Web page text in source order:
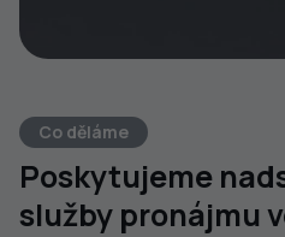
Co děláme
Poskytujeme
služby pronájmu